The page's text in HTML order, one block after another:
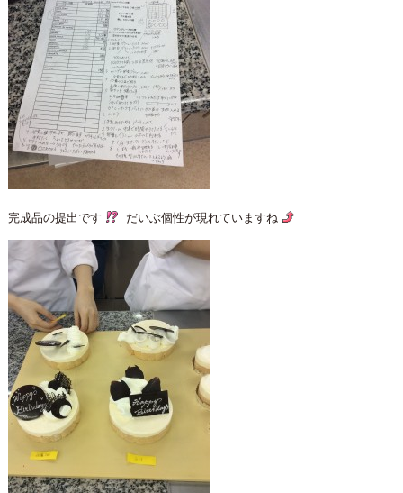
完成品の提出です だいぶ個性が現れていますね